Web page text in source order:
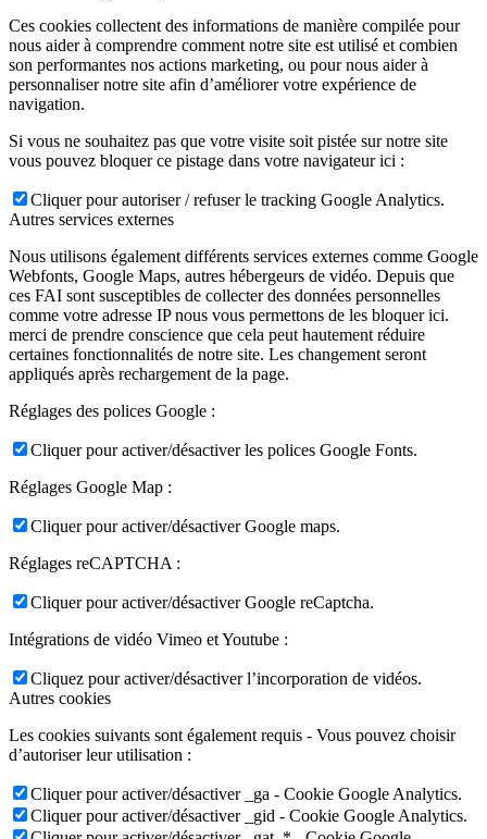
Ces cookies collectent des informations de manière compilée pour
nous aider à comprendre comment notre site est utilisé et combien
son performantes nos actions marketing, ou pour nous aider à
personnaliser notre site afin d’améliorer votre expérience de
navigation.
Si vous ne souhaitez pas que votre visite soit pistée sur notre site
vous pouvez bloquer ce pistage dans votre navigateur ici :
Cliquer pour autoriser / refuser le tracking Google Analytics.
Autres services externes
Nous utilisons également différents services externes comme Google
Webfonts, Google Maps, autres hébergeurs de vidéo. Depuis que
ces FAI sont susceptibles de collecter des données personnelles
comme votre adresse IP nous vous permettons de les bloquer ici.
merci de prendre conscience que cela peut hautement réduire
certaines fonctionnalités de notre site. Les changement seront
appliqués après rechargement de la page.
Réglages des polices Google :
Cliquer pour activer/désactiver les polices Google Fonts.
Réglages Google Map :
Cliquer pour activer/désactiver Google maps.
Réglages reCAPTCHA :
Cliquer pour activer/désactiver Google reCaptcha.
Intégrations de vidéo Vimeo et Youtube :
Cliquez pour activer/désactiver l’incorporation de vidéos.
Autres cookies
Les cookies suivants sont également requis - Vous pouvez choisir
d’autoriser leur utilisation :
Cliquer pour activer/désactiver _ga - Cookie Google Analytics.
Cliquer pour activer/désactiver _gid - Cookie Google Analytics.